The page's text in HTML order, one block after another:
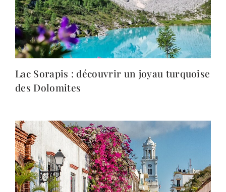
Lac Sorapis : découvrir un joyau turquoise
des Dolomites